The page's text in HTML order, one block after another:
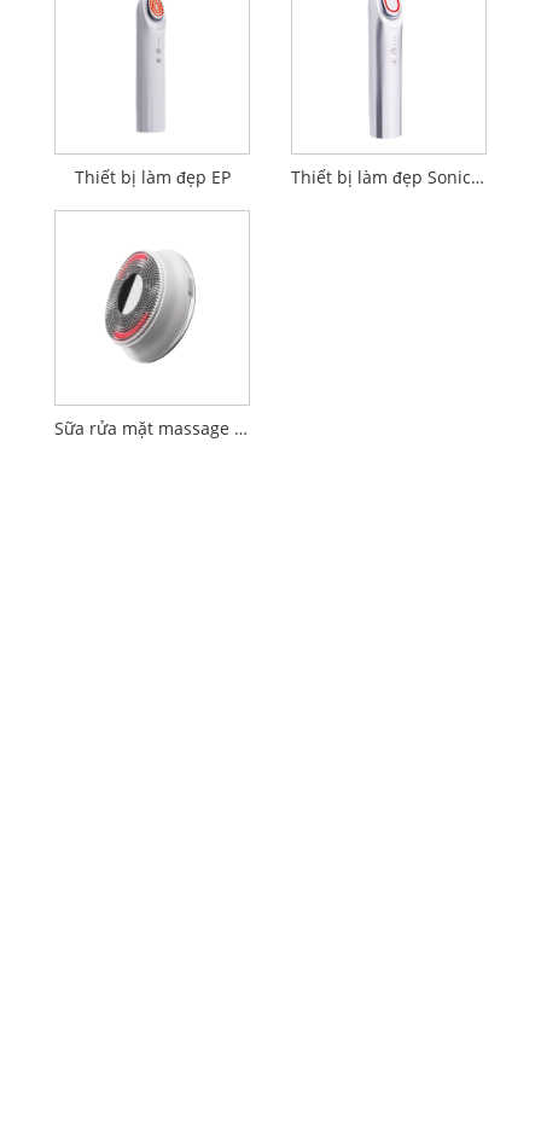
Thiết bị làm đẹp EP Thiết bị làm đẹp Sonic tăng cường 17 MHz
Sữa rửa mặt massage rung siêu âm LED